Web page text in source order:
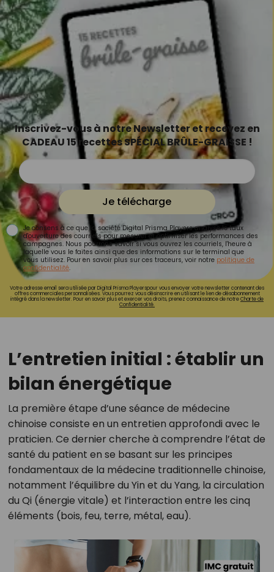
Inscrivez-vous à notre Newsletter et recevez en
CADEAU 15 recettes SPÉCIAL BRÛLE-GRAISSE !
Je télécharge
Je consens à ce que la société Digital Prisma Players analyse le taux
d'ouverture des courriels pour mesurer et optimiser les performances des
campagnes. Nous pourrons savoir si vous ouvrez les courriels, l'heure à
laquelle vous le faites ainsi que des informations sur le terminal que
vous utilisez. Pour en savoir plus sur ces traceurs, voir notre politique de
confidentialité.
Votre adresse email sera utilisée par Digital Prisma Playerspour vous envoyer votre newsletter contenant des
offres commerciales personnalisées. Vous pourrez vous désinscrire en utilisant le lien de désabonnement
intégré dans la newsletter. Pour en savoir plus et exercer vos droits, prenez connaissance de notreCharte de
Confidentialité.
L’entretien initial : établir un
bilan énergétique
La première étape d’une séance de médecine
chinoise consiste en un entretien approfondi avec le
praticien. Ce dernier cherche à comprendre l’état de
santé du patient en se basant sur les principes
fondamentaux de la médecine traditionnelle chinoise,
notamment l’équilibre du Yin et du Yang, la circulation
du Qi (énergie vitale) et l’interaction entre les cinq
éléments (bois, feu, terre, métal, eau).